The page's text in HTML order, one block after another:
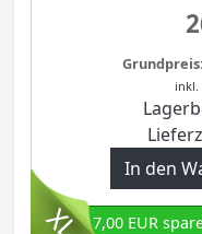
inkl.
In den
17,00 EUR